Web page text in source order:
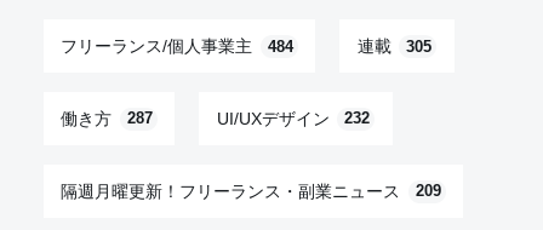
フリーランス/個人事業主 484 連載 305
働き方 287 UI/UXデザイン 232
隔週月曜更新！フリーランス・副業ニュース 209